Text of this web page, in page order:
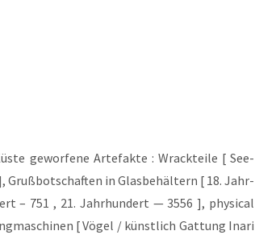
gewor­fe­ne Arte­fak­te : Wrack­tei­le [ See­
in Glas­be­häl­tern [ 18. Jahr­
– 751 , 21. Jahr­hun­dert — 3556 ], phy­si­cal
[ Vögel / künst­lich Gat­tung Ina­ri